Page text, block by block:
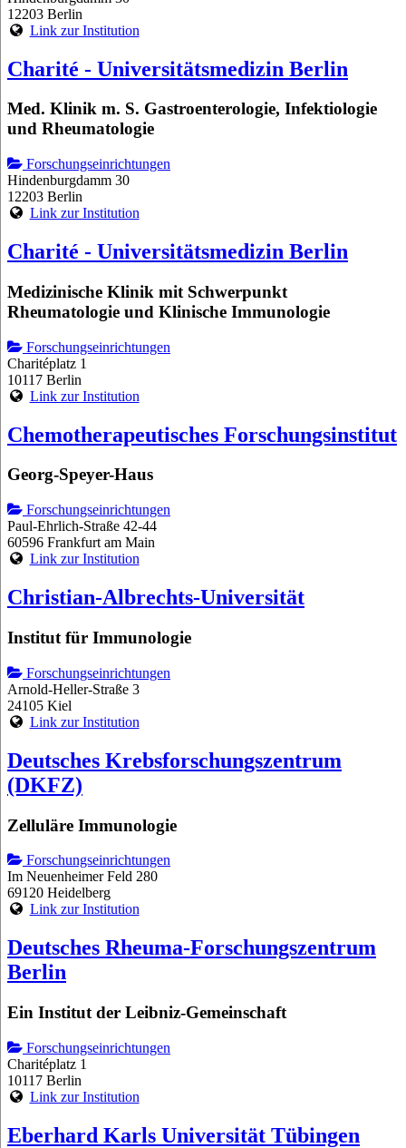
12203 Berlin
Link zur Institution
Charité - Universitätsmedizin Berlin
Med. Klinik m. S. Gastroenterologie, Infektiologie
und Rheumatologie
Forschungseinrichtungen
Hindenburgdamm 30
12203 Berlin
Link zur Institution
Charité - Universitätsmedizin Berlin
Medizinische Klinik mit Schwerpunkt
Rheumatologie und Klinische Immunologie
Forschungseinrichtungen
Charitéplatz 1
10117 Berlin
Link zur Institution
Chemotherapeutisches Forschungsinstitut
Georg-Speyer-Haus
Forschungseinrichtungen
Paul-Ehrlich-Straße 42-44
60596 Frankfurt am Main
Link zur Institution
Christian-Albrechts-Universität
Institut für Immunologie
Forschungseinrichtungen
Arnold-Heller-Straße 3
24105 Kiel
Link zur Institution
Deutsches Krebsforschungszentrum
(DKFZ)
Zelluläre Immunologie
Forschungseinrichtungen
Im Neuenheimer Feld 280
69120 Heidelberg
Link zur Institution
Deutsches Rheuma-Forschungszentrum
Berlin
Ein Institut der Leibniz-Gemeinschaft
Forschungseinrichtungen
Charitéplatz 1
10117 Berlin
Link zur Institution
Eberhard Karls Universität Tübingen